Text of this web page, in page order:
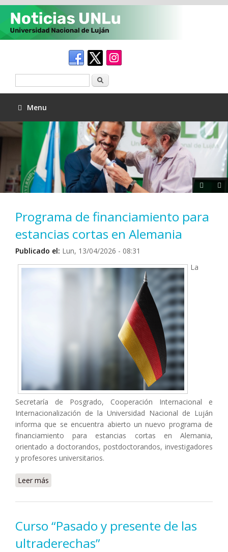
Menu
Programa de financiamiento para
estancias cortas en Alemania
Publicado el: Lun, 13/04/2026 - 08:31
La
Secretaría de Posgrado, Cooperación Internacional e
Internacionalización de la Universidad Nacional de Luján
informa que se encuentra abierto un nuevo programa de
financiamiento para estancias cortas en Alemania,
orientado a doctorandos, postdoctorandos, investigadores
y profesores universitarios.
Leer más
Curso “Pasado y presente de las
ultraderechas”